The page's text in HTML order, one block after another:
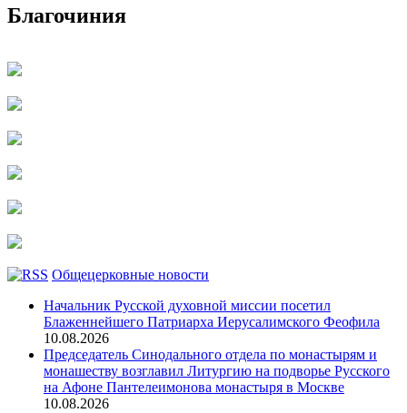
Благочиния
Общецерковные новости
Начальник Русской духовной миссии посетил
Блаженнейшего Патриарха Иерусалимского Феофила
10.08.2026
Председатель Синодального отдела по монастырям и
монашеству возглавил Литургию на подворье Русского
на Афоне Пантелеимонова монастыря в Москве
10.08.2026